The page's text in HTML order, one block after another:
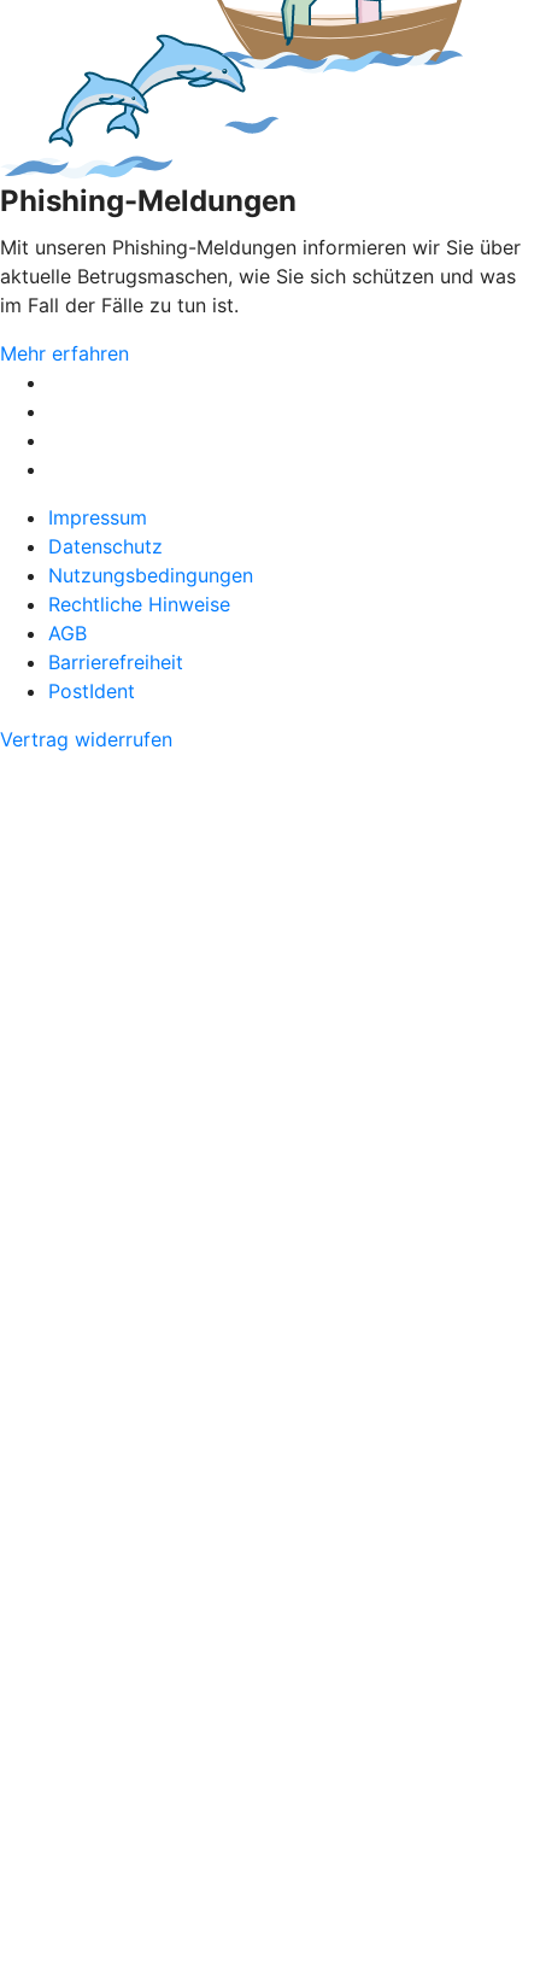
Phishing-Meldungen
Mit unseren Phishing-Meldungen informieren wir Sie über
aktuelle Betrugsmaschen, wie Sie sich schützen und was
im Fall der Fälle zu tun ist.
Mehr erfahren
Impressum
Datenschutz
Nutzungsbedingungen
Rechtliche Hinweise
AGB
Barrierefreiheit
PostIdent
Vertrag widerrufen